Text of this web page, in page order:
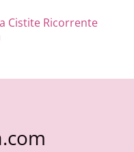
Cistite Ricorrente